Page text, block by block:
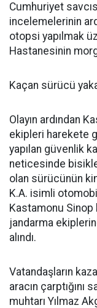
Cumhuriyet
incelemelerinin
otopsi yapılmak
Hastanesinin
Kaçan sürücü
Olayın ardından
ekipleri harekete
yapılan güvenlik
neticesinde
olan sürücünün
K.A. isimli
Kastamonu Sinop
jandarma
alındı.
Vatandaşların
aracın çarptığını
muhtarı Yılmaz